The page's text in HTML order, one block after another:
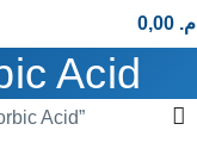
Acid
Acid”